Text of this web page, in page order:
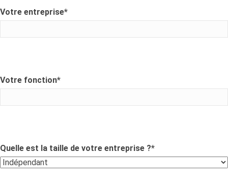
Votre entreprise*
Votre fonction*
Quelle est la taille de votre entreprise ?*